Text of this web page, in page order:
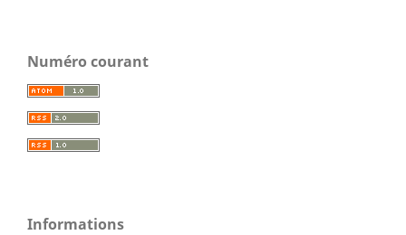
Numéro courant
Informations